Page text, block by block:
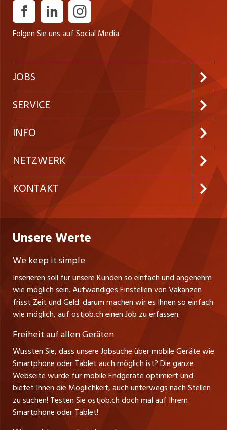
Folgen Sie uns auf Social Media
JOBS
Jobabo abonnieren
Neue Stellen
Festanstellungen
Temporäre Jobs
Freelance Jobs
Praktika
Lehrstellen
Führungspositionen
Management / Kader-Jobs
Berufsgruppen
Top-Regionen
Jobline
SERVICE
Kundenlogin
Inserieren
Firmen
Personalvermittler
INFO
Preise & Leistungen
AGB
Datenschutzerklärung
Nutzungsbedingungen
Stellenmeldepflicht
Schnittstelle
Impressum
NETZWERK
westjob.at
nicejob.de
myjob.ch
zentraljob.ch
jobbasel.ch
jobbern.ch
jobmittelland.ch
jobzüri.ch
schaffu.ch (VS)
ajourjob.ch
KONTAKT
CH Media Classifieds AG
Fürstenlandstrasse 122
CH-9001 St. Gallen
Tel. +41 71 272 73 80
info@ostjob.ch/inserate@ostjob.ch
Henrik Jasek
Leiter ostjob.ch
Fredy Pillinger
Verkauf und Beratung
Christoph Walzl
Verkauf und Beratung
Unsere Werte
We keep it simple
Inserieren soll für unsere Kunden so einfach und angenehm
wie möglich sein. Aufwändiges Einstellen von Vakanzen
frisst Zeit und Geld: darum machen wir es Ihnen so einfach
wie möglich, auf ostjob.ch einen Job zu erfassen.
Freiheit auf allen Geräten
Wussten Sie, dass unsere Jobsuche über mobile Geräte wie
Smartphone oder Tablet auch möglich ist? Die ganze
Webseite wurde für mobile Endgeräte optimiert und
bietet Ihnen die Möglichkeit, auch unterwegs nach Stellen
zu suchen! Testen Sie ostjob.ch doch mal auf Ihrem
Smartphone oder Tablet!